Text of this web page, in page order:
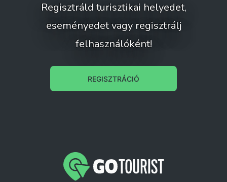
Regisztráld turisztikai helyedet,
eseményedet vagy regisztrálj
felhasználóként!
REGISZTRÁCIÓ